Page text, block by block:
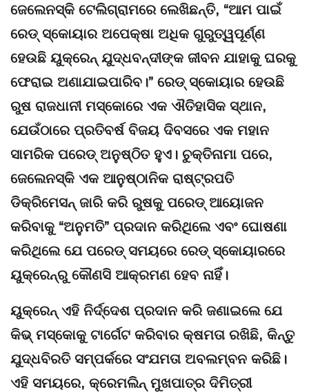
ଜେଲେନସ୍କି ଟେଲିଗ୍ରାମରେ ଲେଖିଛନ୍ତି, “ଆମ ପାଇଁ
ରେଡ୍ ସ୍କୋୟାର ଅପେକ୍ଷା ଅଧିକ ଗୁରୁତ୍ୱପୂର୍ଣ୍ଣ
ହେଉଛି ୟୁକ୍ରେନ୍ ଯୁଦ୍ଧବନ୍ଦୀଙ୍କ ଜୀବନ ଯାହାକୁ ଘରକୁ
ଫେରାଇ ଅଣାଯାଇପାରିବ।” ରେଡ୍ ସ୍କୋୟାର ହେଉଛି
ରୁଷ ରାଜଧାନୀ ମସ୍କୋରେ ଏକ ଐତିହାସିକ ସ୍ଥାନ,
ଯେଉଁଠାରେ ପ୍ରତିବର୍ଷ ବିଜୟ ଦିବସରେ ଏକ ମହାନ
ସାମରିକ ପରେଡ୍ ଅନୁଷ୍ଠିତ ହୁଏ। ଚୁକ୍ତିନାମା ପରେ,
ଜେଲେନସ୍କି ଏକ ଆନୁଷ୍ଠାନିକ ରାଷ୍ଟ୍ରପତି
ଡିକ୍ରିମେସନ୍ ଜାରି କରି ରୁଷକୁ ପରେଡ୍ ଆୟୋଜନ
କରିବାକୁ “ଅନୁମତି” ପ୍ରଦାନ କରିଥିଲେ ଏବଂ ଘୋଷଣା
କରିଥିଲେ ଯେ ପରେଡ୍ ସମୟରେ ରେଡ୍ ସ୍କୋୟାରରେ
ୟୁକ୍ରେନ୍ରୁ କୌଣସି ଆକ୍ରମଣ ହେବ ନାହିଁ।
ୟୁକ୍ରେନ୍ ଏହି ନିର୍ଦ୍ଦେଶ ପ୍ରଦାନ କରି ଜଣାଇଲେ ଯେ
କିଭ୍ ମସ୍କୋକୁ ଟାର୍ଗେଟ କରିବାର କ୍ଷମତା ରଖିଛି, କିନ୍ତୁ
ଯୁଦ୍ଧବିରତି ସମ୍ପର୍କରେ ସଂଯମତା ଅବଲମ୍ବନ କରିଛି।
ଏହି ସମୟରେ, କ୍ରେମଲିନ୍ ମୁଖପାତ୍ର ଦିମିତ୍ରୀ